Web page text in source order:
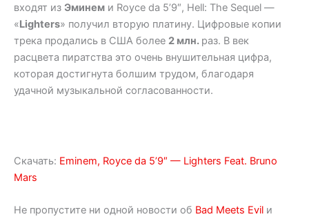
входят из Эминем и Royce da 5’9″, Hell: The Sequel —
«Lighters» получил вторую платину. Цифровые копии
трека продались в США более 2 млн. раз. В век
расцвета пиратства это очень внушительная цифра,
которая достигнута болшим трудом, благодаря
удачной музыкальной согласованности.
Скачать: Eminem, Royce da 5’9″ — Lighters Feat. Bruno
Mars
Не пропустите ни одной новости об Bad Meets Evil и